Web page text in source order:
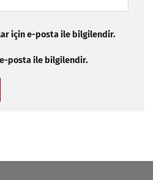
için e-posta ile bilgilendir.
posta ile bilgilendir.